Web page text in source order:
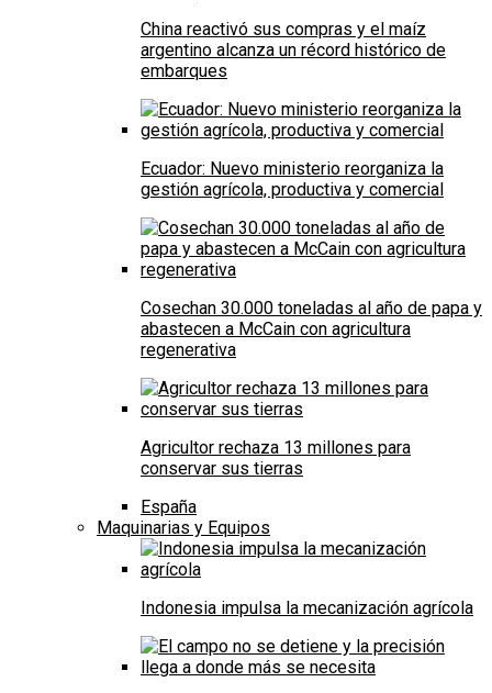
China reactivó sus compras y el maíz
argentino alcanza un récord histórico de
embarques
Ecuador: Nuevo ministerio reorganiza la
gestión agrícola, productiva y comercial
Cosechan 30.000 toneladas al año de papa y
abastecen a McCain con agricultura
regenerativa
Agricultor rechaza 13 millones para
conservar sus tierras
España
Maquinarias y Equipos
Indonesia impulsa la mecanización agrícola